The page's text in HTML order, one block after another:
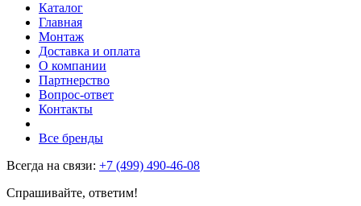
Каталог
Главная
Монтаж
Доставка и оплата
О компании
Партнерство
Вопрос-ответ
Контакты
Все бренды
Всегда на связи: +7 (499) 490-46-08
Спрашивайте, ответим!